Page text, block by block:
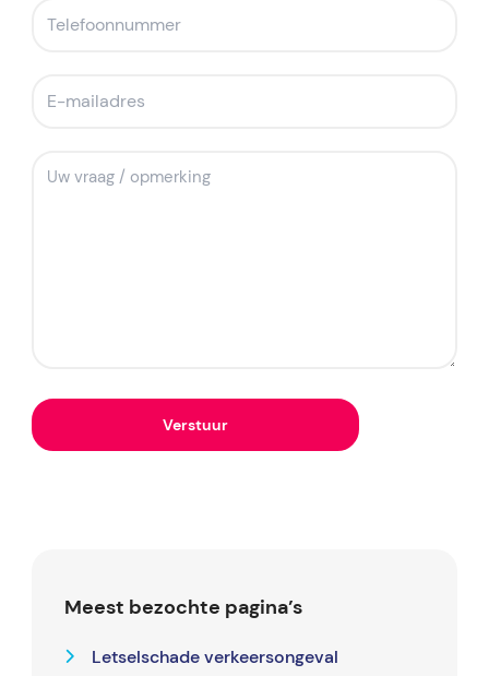
Meest bezochte pagina’s
Letselschade verkeersongeval